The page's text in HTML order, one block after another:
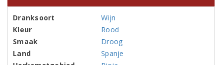
Dranksoort
Wijn
Kleur
Rood
Smaak
Droog
Land
Spanje